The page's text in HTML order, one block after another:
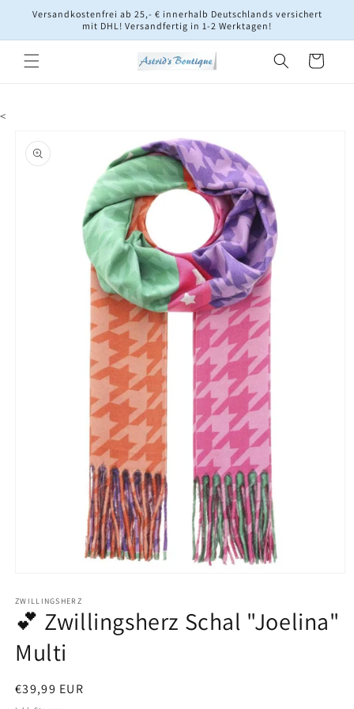
zum
Versandkostenfrei ab 25,- € innerhalb Deutschlands versichert
mit DHL! Versandfertig in 1-2 Werktagen!
Warenkorb
<
in
Modal
öffnen
ZWILLINGSHERZ
💕 Zwillingsherz Schal "Joelina"
Multi
Normaler
€39,99 EUR